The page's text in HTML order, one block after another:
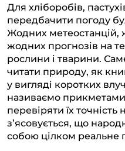
Для хліборобів,
передбачити погоду
Жодних метеостанцій,
жодних прогнозів на
рослини і тварини.
читати природу, як
у вигляді коротких
називаємо
перевіряти їх точність
з’ясовується, що
собою цілком реальне